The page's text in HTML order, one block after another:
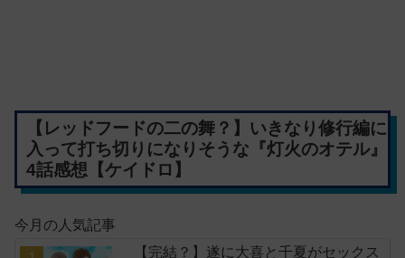
【レッドフードの二の舞？】いきなり修行編に
入って打ち切りになりそうな『灯火のオテル』
4話感想【ケイドロ】
今月の人気記事
【完結？】遂に大喜と千夏がセックス